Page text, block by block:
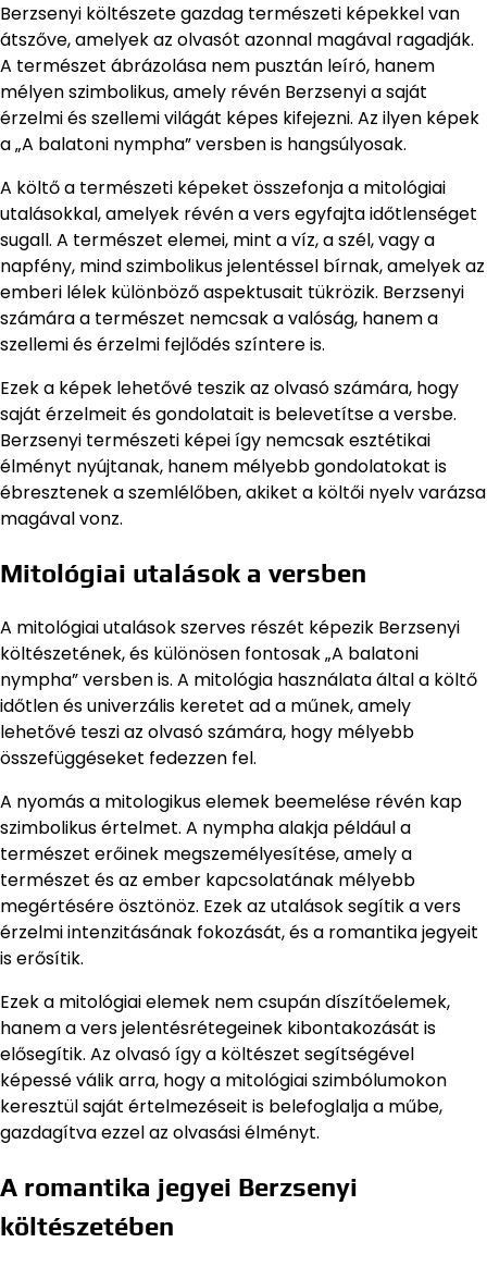
Berzsenyi költészete gazdag természeti képekkel van
átszőve, amelyek az olvasót azonnal magával ragadják.
A természet ábrázolása nem pusztán leíró, hanem
mélyen szimbolikus, amely révén Berzsenyi a saját
érzelmi és szellemi világát képes kifejezni. Az ilyen képek
a „A balatoni nympha” versben is hangsúlyosak.
A költő a természeti képeket összefonja a mitológiai
utalásokkal, amelyek révén a vers egyfajta időtlenséget
sugall. A természet elemei, mint a víz, a szél, vagy a
napfény, mind szimbolikus jelentéssel bírnak, amelyek az
emberi lélek különböző aspektusait tükrözik. Berzsenyi
számára a természet nemcsak a valóság, hanem a
szellemi és érzelmi fejlődés színtere is.
Ezek a képek lehetővé teszik az olvasó számára, hogy
saját érzelmeit és gondolatait is belevetítse a versbe.
Berzsenyi természeti képei így nemcsak esztétikai
élményt nyújtanak, hanem mélyebb gondolatokat is
ébresztenek a szemlélőben, akiket a költői nyelv varázsa
magával vonz.
Mitológiai utalások a versben
A mitológiai utalások szerves részét képezik Berzsenyi
költészetének, és különösen fontosak „A balatoni
nympha” versben is. A mitológia használata által a költő
időtlen és univerzális keretet ad a műnek, amely
lehetővé teszi az olvasó számára, hogy mélyebb
összefüggéseket fedezzen fel.
A nyomás a mitologikus elemek beemelése révén kap
szimbolikus értelmet. A nympha alakja például a
természet erőinek megszemélyesítése, amely a
természet és az ember kapcsolatának mélyebb
megértésére ösztönöz. Ezek az utalások segítik a vers
érzelmi intenzitásának fokozását, és a romantika jegyeit
is erősítik.
Ezek a mitológiai elemek nem csupán díszítőelemek,
hanem a vers jelentésrétegeinek kibontakozását is
elősegítik. Az olvasó így a költészet segítségével
képessé válik arra, hogy a mitológiai szimbólumokon
keresztül saját értelmezéseit is belefoglalja a műbe,
gazdagítva ezzel az olvasási élményt.
A romantika jegyei Berzsenyi
költészetében